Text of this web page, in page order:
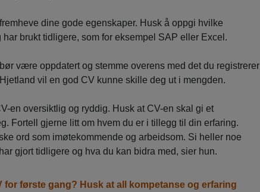
dine gode egenskaper. Husk å oppgi hvilke
har brukt tidligere, som for eksempel SAP eller Excel.
være oppdatert og stemme overens med det du registrerer
vil en god CV kunne skille deg ut i mengden.
en oversiktlig og ryddig. Husk at CV-en skal gi et
Fortell gjerne litt om hvem du er i tillegg til din erfaring.
ord som imøtekommende og arbeidsom. Si heller noe
gjort tidligere og hva du kan bidra med, sier hun.
for første gang? Husk at all kompetanse og erfaring